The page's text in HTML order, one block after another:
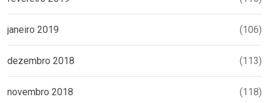
janeiro 2019 (106)
dezembro 2018 (113)
novembro 2018 (118)